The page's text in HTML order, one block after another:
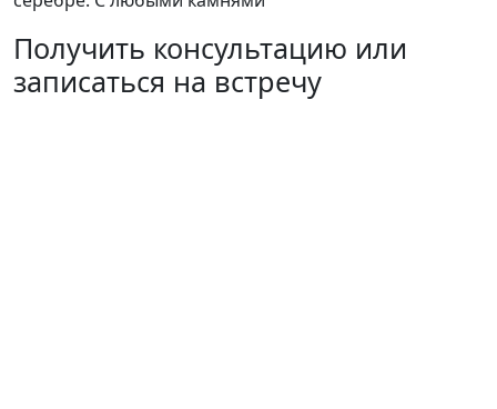
Получить консультацию или
записаться на встречу